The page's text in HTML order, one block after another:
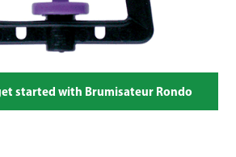
started with Brumisateur Rondo